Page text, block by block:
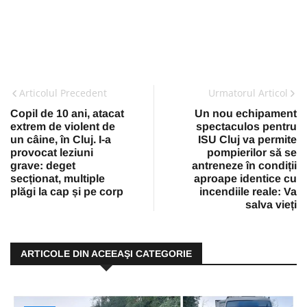
Articolul Precedent
Copil de 10 ani, atacat
extrem de violent de
un câine, în Cluj. I-a
provocat leziuni
grave: deget
secționat, multiple
plăgi la cap și pe corp
Urmatorul Articol
Un nou echipament
spectaculos pentru
ISU Cluj va permite
pompierilor să se
antreneze în condiții
aproape identice cu
incendiile reale: Va
salva vieți
ARTICOLE DIN ACEEAŞI CATEGORIE